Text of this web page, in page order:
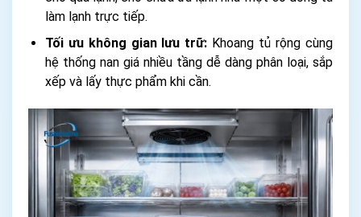
làm lạnh trực tiếp.
Tối ưu không gian lưu trữ: Khoang tủ rộng cùng
hệ thống nan giá nhiều tầng dễ dàng phân loại, sắp
xếp và lấy thực phẩm khi cần.